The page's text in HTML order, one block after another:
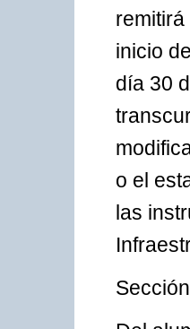
inicio
día 30
o el
las